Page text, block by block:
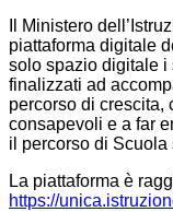
Il Ministero
piattaforma digitale
solo spazio digitale i
finalizzati ad
percorso di crescita,
consapevoli e a far
il percorso di Scuola
La piattaforma è
https://